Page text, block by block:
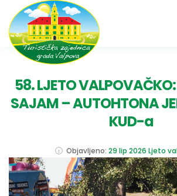
58. LJETO
SAJAM – AUTOHTONA
KUD-a
Objavljeno: 29 lip 2026 Ljeto